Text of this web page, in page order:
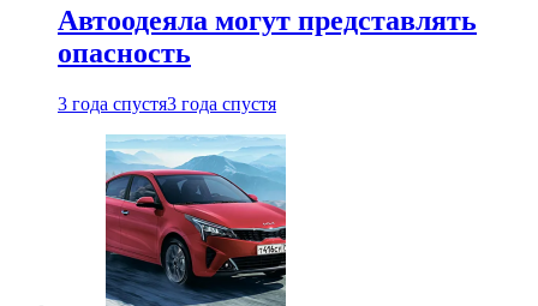
Автоодеяла могут представлять
опасность
3 года спустя3 года спустя